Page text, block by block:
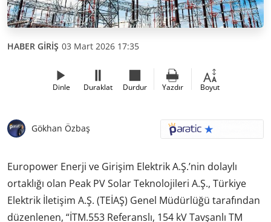
HABER GİRİŞ 03 Mart 2026 17:35
Dinle Duraklat Durdur Yazdır Boyut
Gökhan Özbaş
Europower Enerji ve Girişim Elektrik A.Ş.’nin dolaylı
ortaklığı olan Peak PV Solar Teknolojileri A.Ş., Türkiye
Elektrik İletişim A.Ş. (TEİAŞ) Genel Müdürlüğü tarafından
düzenlenen, “İTM.553 Referanslı, 154 kV Tavşanlı TM